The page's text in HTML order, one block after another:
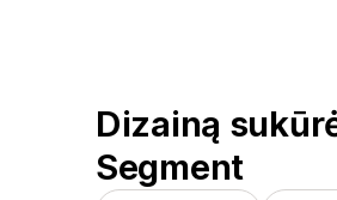
Dizainą
Segment